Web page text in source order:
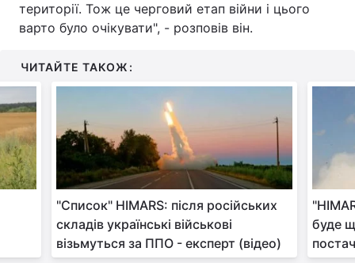
території. Тож це черговий етап війни і цього
варто було очікувати", - розповів він.
ЧИТАЙТЕ ТАКОЖ:
"Список" HIMARS: після російських
складів українські військові
візьмуться за ППО - експерт (відео)
буде